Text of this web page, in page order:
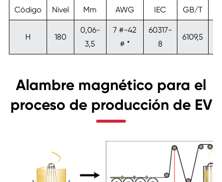
Código Nivel Mm AWG IEC GB/T
H 180
0,06-
3,5
7 #-42
# *
60317-
8
6109,5
Alambre magnético para el
proceso de producción de EV